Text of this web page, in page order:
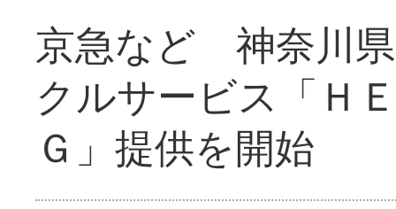
京急など 神奈川
クルサービス「Ｈ
Ｇ」提供を開始